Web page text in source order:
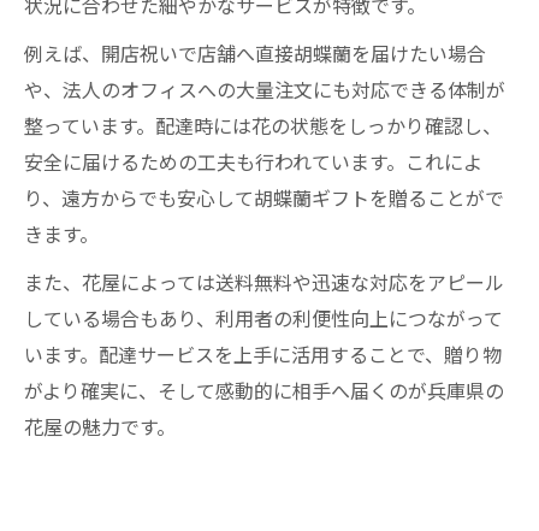
例えば、開店祝いで店舗へ直接胡蝶蘭を届けたい場合
や、法人のオフィスへの大量注文にも対応できる体制が
整っています。配達時には花の状態をしっかり確認し、
安全に届けるための工夫も行われています。これによ
り、遠方からでも安心して胡蝶蘭ギフトを贈ることがで
きます。
また、花屋によっては送料無料や迅速な対応をアピール
している場合もあり、利用者の利便性向上につながって
います。配達サービスを上手に活用することで、贈り物
がより確実に、そして感動的に相手へ届くのが兵庫県の
花屋の魅力です。